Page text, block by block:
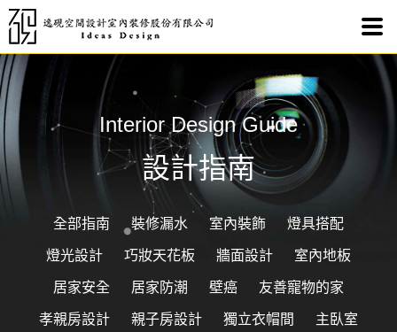
Interior Design Guide
設計指南
全部指南 裝修漏水 室內裝飾 燈具搭配
燈光設計 巧妝天花板 牆面設計 室內地板
居家安全 居家防潮 壁癌 友善寵物的家
孝親房設計 親子房設計 獨立衣帽間 主臥室